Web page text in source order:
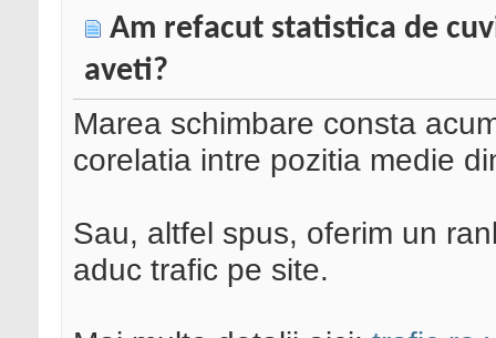
Am refacut statistica de
aveti?
Marea schimbare consta
corelatia intre pozitia medie
Sau, altfel spus, oferim un
aduc trafic pe site.